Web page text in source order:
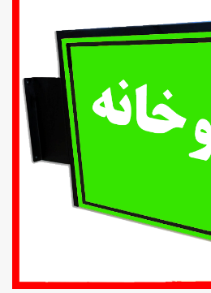
جزئیات بیشتر